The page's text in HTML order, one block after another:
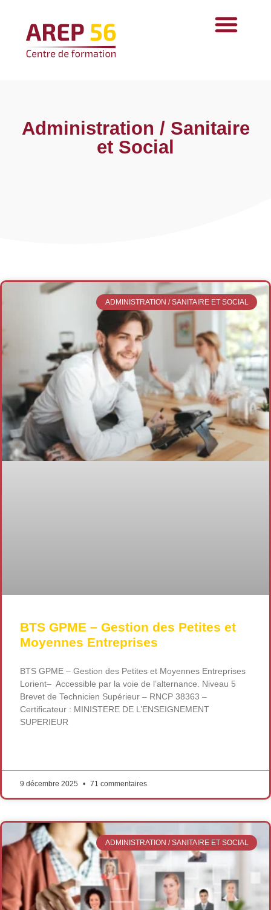
Administration / Sanitaire
et Social
ADMINISTRATION / SANITAIRE ET SOCIAL
BTS GPME – Gestion des Petites et
Moyennes Entreprises
BTS GPME – Gestion des Petites et Moyennes Entreprises
Lorient– Accessible par la voie de l’alternance. Niveau 5
Brevet de Technicien Supérieur – RNCP 38363 –
Certificateur : MINISTERE DE L’ENSEIGNEMENT
SUPERIEUR
9 décembre 2025 71 commentaires
ADMINISTRATION / SANITAIRE ET SOCIAL